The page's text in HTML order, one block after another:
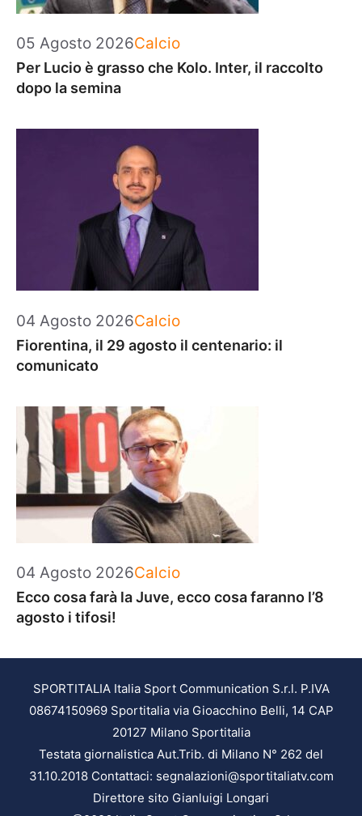
05 Agosto 2026Categorie
Calcio
Per Lucio è grasso che Kolo. Inter, il raccolto
dopo la semina
04 Agosto 2026Categorie
Calcio
Fiorentina, il 29 agosto il centenario: il
comunicato
04 Agosto 2026Categorie
Calcio
Ecco cosa farà la Juve, ecco cosa faranno l’8
agosto i tifosi!
SPORTITALIA Italia Sport Communication S.r.l. P.IVA
08674150969 Sportitalia via Gioacchino Belli, 14 CAP
20127 Milano Sportitalia
Testata giornalistica Aut.Trib. di Milano N° 262 del
31.10.2018 Contattaci: segnalazioni@sportitaliatv.com
Direttore sito Gianluigi Longari